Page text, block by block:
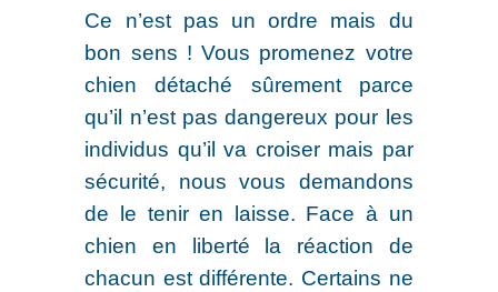
Ce n’est pas un ordre mais du
bon sens ! Vous promenez votre
chien détaché sûrement parce
qu’il n’est pas dangereux pour les
individus qu’il va croiser mais par
sécurité, nous vous demandons
de le tenir en laisse. Face à un
chien en liberté la réaction de
chacun est différente. Certains ne